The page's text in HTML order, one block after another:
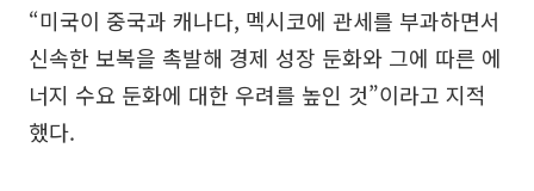
“미국이 중국과 캐나다, 멕시코에 관세를 부과하면서
신속한 보복을 촉발해 경제 성장 둔화와 그에 따른 에
너지 수요 둔화에 대한 우려를 높인 것”이라고 지적
했다.